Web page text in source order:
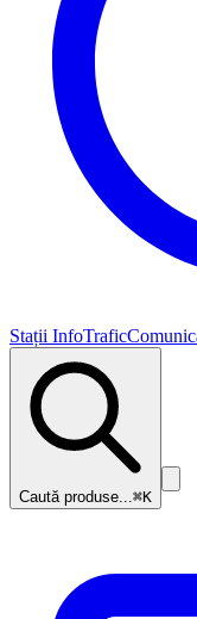
Stații InfoTrafic
Caută produse...⌘K